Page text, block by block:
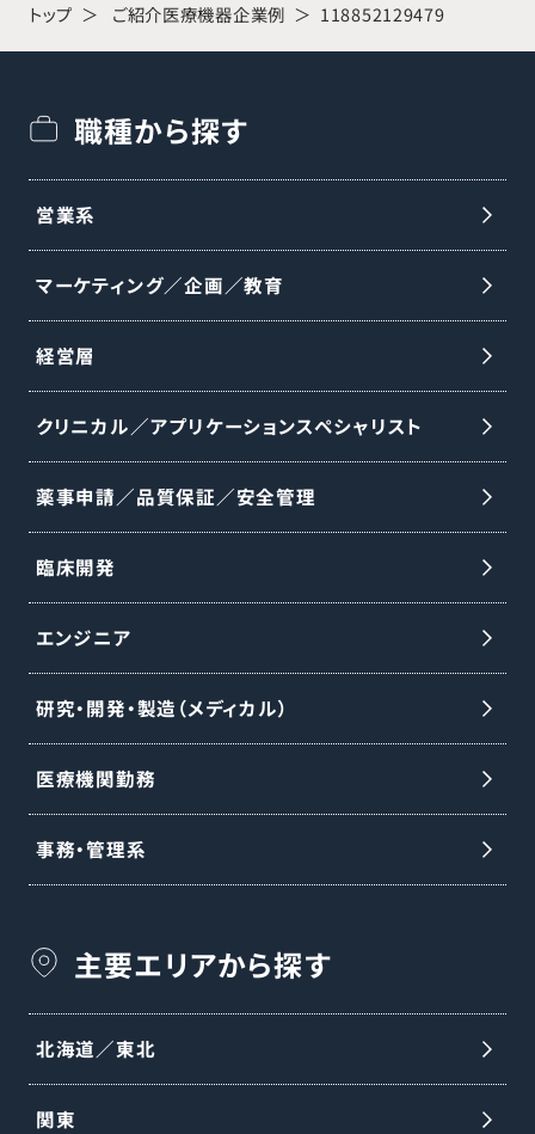
トップ ご紹介医療機器企業例 118852129479
職種から探す
営業系
マーケティング／企画／教育
経営層
クリニカル／アプリケーションスペシャリスト
薬事申請／品質保証／安全管理
臨床開発
エンジニア
研究・開発・製造（メディカル）
医療機関勤務
事務・管理系
主要エリアから探す
北海道／東北
関東